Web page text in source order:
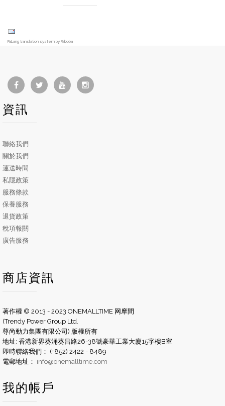
FaLang translation system by Faboba
資訊
聯絡我們
關於我們
運送時間
私隱政策
服務條款
保養服務
退貨政策
稅項報關
廣告服務
商店資訊
著作權 © 2013 - 2023 ONEMALLTIME 网摩間
(Trendy Power Group Ltd.
尊尚動力集團有限公司) 版權所有
地址: 香港新界葵涌葵昌路26-38號豪華工業大廈15字樓B室
即時聯絡我們： (+852) 2422 - 8489
電郵地址： info@onemalltime.com
我的帳戶